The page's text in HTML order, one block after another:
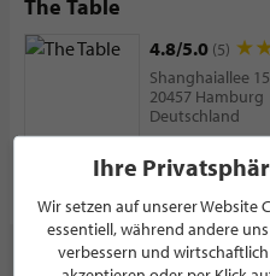
The Table
4.8/5.0 (5)
Shanghaiallee 15
20457 Hamburg
Deutschland
WEITERE
Ihre
Wir setzen auf unserer Website
essentiell, während andere
verbessern und